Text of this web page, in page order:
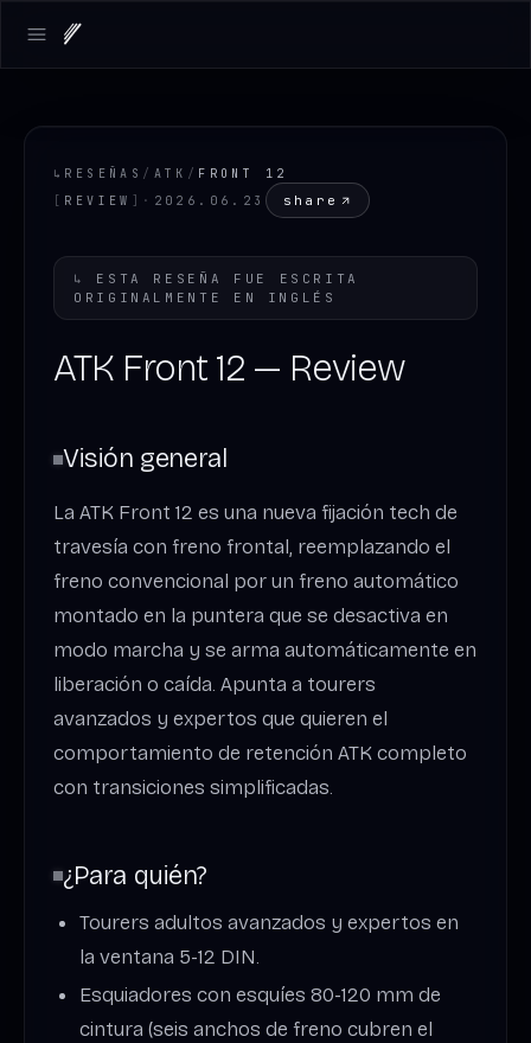
Open main menu
↳ RESEÑAS / ATK / FRONT 12
[ REVIEW ] · 2026.06.23 share
↳ ESTA RESEÑA FUE ESCRITA
ORIGINALMENTE EN
INGLÉS
ATK Front 12 — Review
Visión general
La ATK Front 12 es una nueva fijación tech de
travesía con freno frontal, reemplazando el
freno convencional por un freno automático
montado en la puntera que se desactiva en
modo marcha y se arma automáticamente en
liberación o caída. Apunta a tourers
avanzados y expertos que quieren el
comportamiento de retención ATK completo
con transiciones simplificadas.
¿Para quién?
Tourers adultos avanzados y expertos en
la ventana 5-12 DIN.
Esquiadores con esquíes 80-120 mm de
cintura (seis anchos de freno cubren el